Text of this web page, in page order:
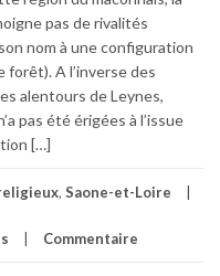
pas de rivalités
nom à une configuration
forêt). A l’inverse des
alentours de Leynes,
pas été érigées à l’issue
[…]
, Saone-et-Loire
Commentaire